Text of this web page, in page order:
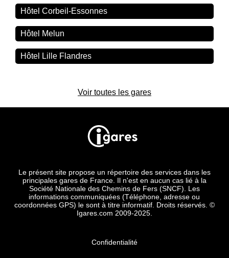
Hôtel Corbeil-Essonnes
Hôtel Melun
Hôtel Lille Flandres
Voir toutes les gares
Le présent site propose un répertoire des services dans les
principales gares de France. Il n'est en aucun cas lié à la
Société Nationale des Chemins de Fers (SNCF). Les
informations communiquées (Téléphone, adresse ou
coordonnées GPS) le sont à titre informatif. Droits réservés. ©
Igares.com 2009-2025.
Confidentialité